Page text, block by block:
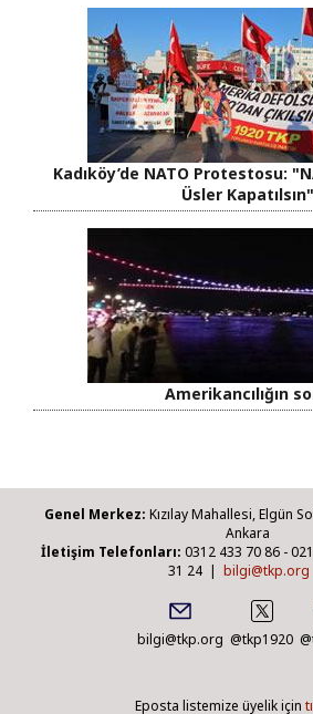
Kadıköy’de NATO Protestosu:
Üsler Kapatılsın"
Amerikancılığın
Genel Merkez: Kızılay Mahallesi, Elgün
Ankara
İletişim Telefonları: 0312 433 70 86 -
31 24 | bilgi@tkp.org
bilgi@tkp.org @tkp1920
Eposta listemize üyelik için